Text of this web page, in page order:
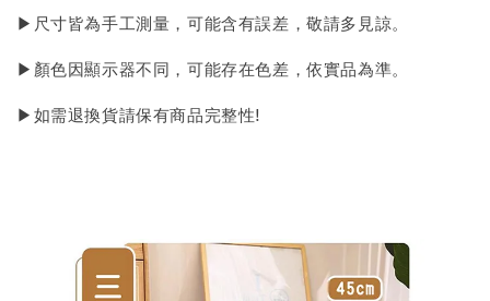
▶尺寸皆為手工測量，可能含有誤差，敬請多見諒。
▶顏色因顯示器不同，可能存在色差，依實品為準。
▶如需退換貨請保有商品完整性!